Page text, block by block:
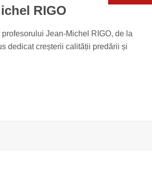
RIGO
Jean-Michel RIGO, de la
dedicat creșterii calității predării și